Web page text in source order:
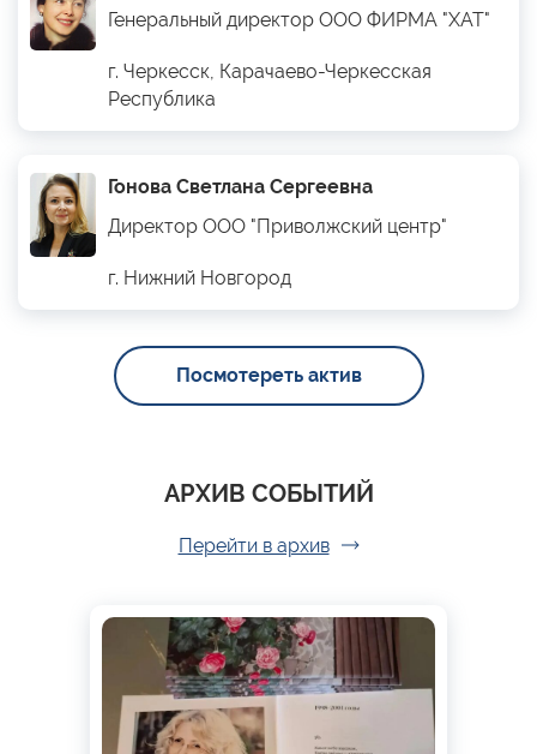
Генеральный директор ООО ФИРМА "ХАТ"
г. Черкесск, Карачаево-Черкесская
Республика
Гонова Светлана Сергеевна
Директор ООО "Приволжский центр"
г. Нижний Новгород
Посмотереть актив
АРХИВ СОБЫТИЙ
Перейти в архив